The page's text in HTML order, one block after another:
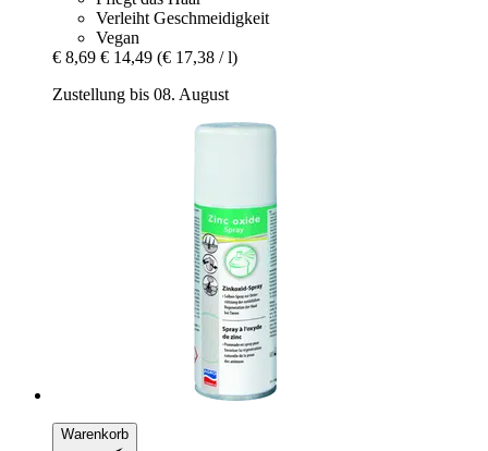
Verleiht Geschmeidigkeit
Vegan
€ 8,69 € 14,49 (€ 17,38 / l)
Zustellung bis 08. August
Warenkorb